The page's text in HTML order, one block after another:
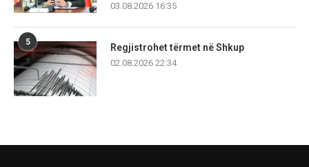
03.08.2026 16:35
5
Regjistrohet tërmet në Shkup
02.08.2026 22:34